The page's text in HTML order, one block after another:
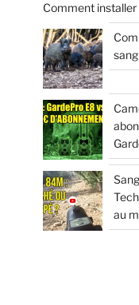
Comment installer
au